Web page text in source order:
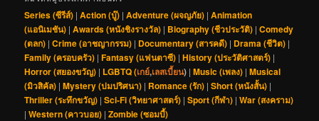
Series (ซีรีส์) |Action (บู๊) |Adventure (ผจญภัย) |Animation
(แอนิเมชัน) |Awards (หนังชิงรางวัล) | Biography (ชีวประวัติ) |Comedy
(ตลก) |Crime (อาชญากรรม) | Documentary (สารคดี) | Drama (ชีวิต) |
Family (ครอบครัว) |Fantasy (แฟนตาซี) |History (ประวัติศาสตร์) |
Horror (สยองขวัญ) | LGBTQ (เกย์,เลสเบี้ยน) |Music (เพลง) |Musical
(มิวสิคัล) |Mystery (ปมปริศนา) | Romance (รัก) |Short (หนังสั้น) |
Thriller (ระทึกขวัญ) |Sci-Fi (วิทยาศาสตร์) |Sport (กีฬา) |War (สงคราม)
|Western (คาวบอย) |Zombie (ซอมบี้)